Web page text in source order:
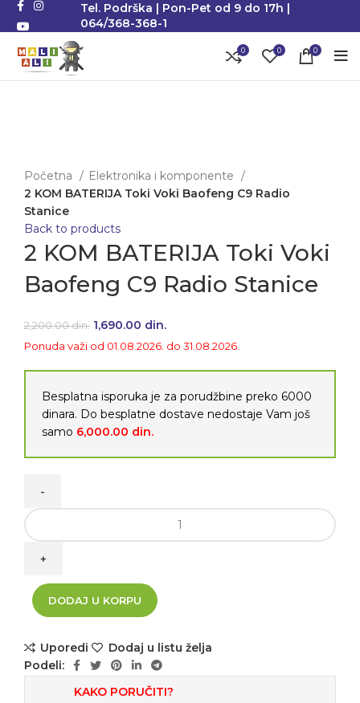
Tel. Podrška | Pon-Pet od 9 do 17h |
064/368-368-1
0 0 0
Početna
Elektronika i komponente
2 KOM BATERIJA Toki Voki Baofeng C9 Radio
Stanice
Back to products
2 KOM BATERIJA Toki Voki
Baofeng C9 Radio Stanice
2,200.00din. Originalna cena je bila: 2,200.00 din..
1,690.00 din.
Ponuda važi od 01.08.2026. do 31.08.2026.
Besplatna isporuka je za porudžbine preko 6000
dinara. Do besplatne dostave nedostaje Vam još
samo 6,000.00 din.
2 KOM BATERIJA Toki Voki Baofeng C9 Radio Stanice
količina
DODAJ U KORPU
Uporedi
Dodaj u listu želja
Podeli:
KAKO PORUČITI?